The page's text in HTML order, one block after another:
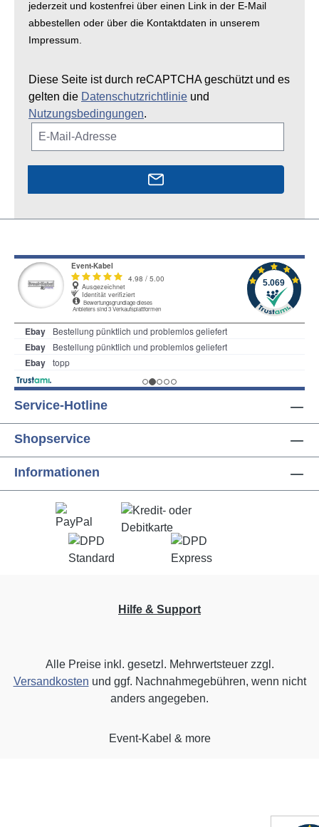
jederzeit und kostenfrei über einen Link in der E-Mail
abbestellen oder über die Kontaktdaten in unserem
Impressum.
Diese Seite ist durch reCAPTCHA geschützt und es
gelten die Datenschutzrichtlinie und
Nutzungsbedingungen.
Service-Hotline
Shopservice
Informationen
Hilfe & Support
Alle Preise inkl. gesetzl. Mehrwertsteuer zzgl.
Versandkosten und ggf. Nachnahmegebühren, wenn nicht
anders angegeben.
Event-Kabel & more